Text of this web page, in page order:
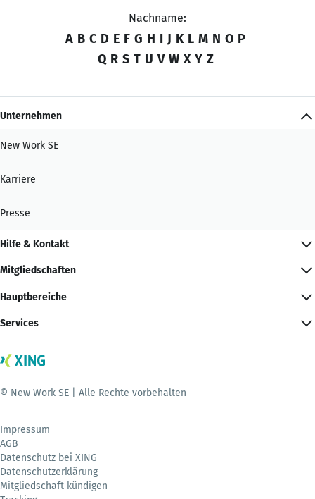
Nachname:
A B C D E F G H I J K L M N O P
Q R S T U V W X Y Z
Unternehmen
New Work SE
Karriere
Presse
Hilfe & Kontakt
Mitgliedschaften
Hauptbereiche
Services
© New Work SE | Alle Rechte vorbehalten
Impressum
AGB
Datenschutz bei XING
Datenschutzerklärung
Mitgliedschaft kündigen